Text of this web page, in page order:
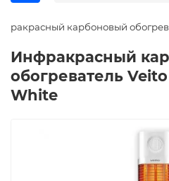
карбоновый
Инфракрасный
обогреватель Veito
White